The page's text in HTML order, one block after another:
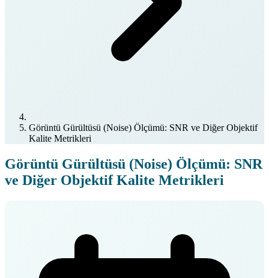
Görüntü Gürültüsü (Noise) Ölçümü: SNR ve Diğer Objektif
Kalite Metrikleri
Görüntü Gürültüsü (Noise) Ölçümü: SNR
ve Diğer Objektif Kalite Metrikleri